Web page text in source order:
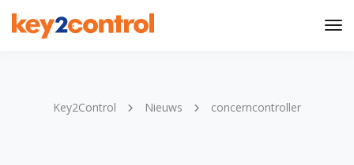
Key2Control Nieuws concerncontroller